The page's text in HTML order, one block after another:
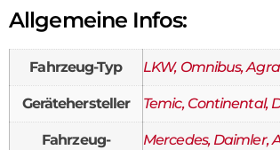
Allgemeine Infos:
Fahrzeug-Typ LKW, Omnibus,
Gerätehersteller Temic, Continental,
Fahrzeug-
Mercedes, Daimler,